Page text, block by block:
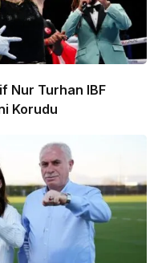
Nur Turhan IBF
Korudu